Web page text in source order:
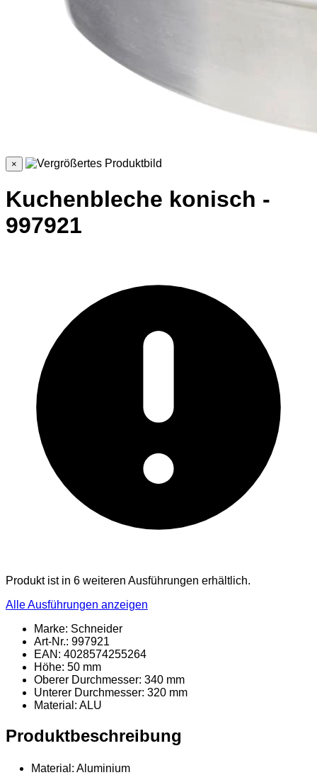
×
Kuchenbleche konisch -
997921
Produkt ist in 6 weiteren Ausführungen erhältlich.
Alle Ausführungen anzeigen
Marke: Schneider
Art-Nr.: 997921
EAN: 4028574255264
Höhe: 50 mm
Oberer Durchmesser: 340 mm
Unterer Durchmesser: 320 mm
Material : ALU
Produktbeschreibung
Material: Aluminium